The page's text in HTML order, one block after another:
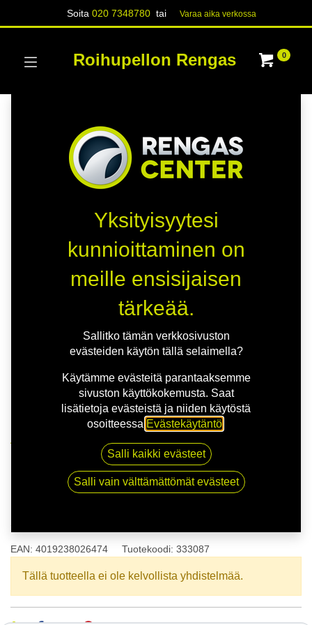
Soita020 7348780 tai Varaa aika verk​​​​ossa
Roihupellon Rengas 0
165/70R14 81T POINT S 4 SEASONS 2
165/70R14 81T POINT S 4
EAN: 4019238026474 Tuotekoodi: 333087
Tällä tuotteella ei ole kelvollista yhdistelmää.
Yksityisyytesi
kunnioittaminen on
meille ensisijaisen
tärkeää.
Sallitko tämän verkkosivuston
evästeiden käytön tällä selaimella?
Käytämme evästeitä parantaaksemme
sivuston käyttökokemusta. Saat
lisätietoja evästeistä ja niiden käytöstä
osoitteessa Evästekäytäntö
Salli kaikki evästeet
Salli vain välttämättömät evästeet